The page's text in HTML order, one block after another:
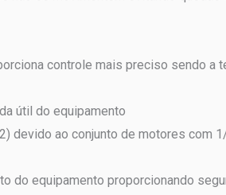
controle mais preciso sendo a
útil do equipamento
devido ao conjunto de motores com
do equipamento proporcionando